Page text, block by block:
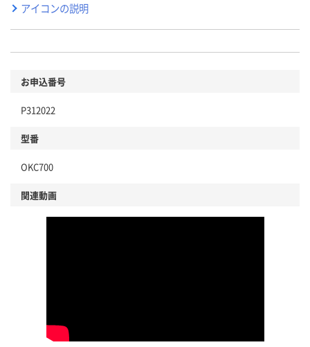
アイコンの説明
お申込番号
P312022
型番
OKC700
関連動画